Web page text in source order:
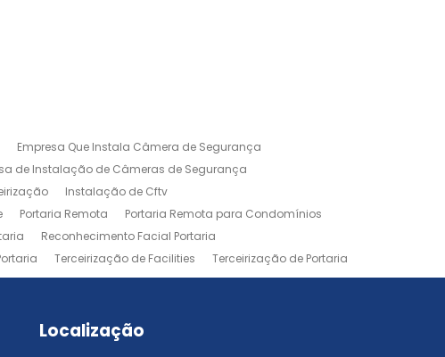
Empresa Que Instala Câmera de Segurança
de Instalação de Câmeras de Segurança
Instalação de Cftv
Portaria Remota
Portaria Remota para Condomínios
Reconhecimento Facial Portaria
Terceirização de Facilities
Terceirização de Portaria
Localização